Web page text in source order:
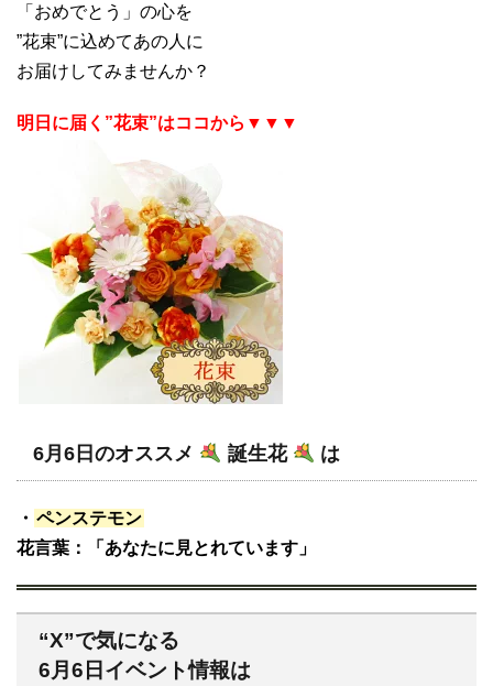
「おめでとう」の心を
”花束”に込めてあの人に
お届けしてみませんか？
明日に届く”花束”はココから▼▼▼
6月6日のオススメ 誕生花 は
・ ペンステモン
花言葉：「あなたに見とれています」
“X”で気になる
6月6日イベント情報は